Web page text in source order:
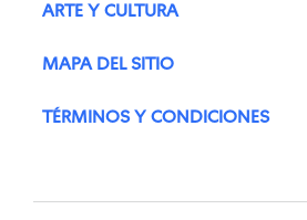
ARTE Y CULTURA
MAPA DEL SITIO
TÉRMINOS Y CONDICIONES